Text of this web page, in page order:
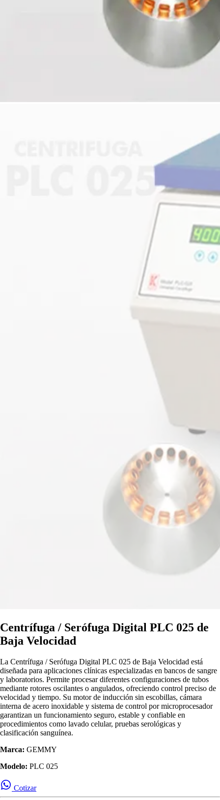
Centrífuga / Serófuga Digital PLC 025 de
Baja Velocidad
La Centrífuga / Serófuga Digital PLC 025 de Baja Velocidad está
diseñada para aplicaciones clínicas especializadas en bancos de sangre
y laboratorios. Permite procesar diferentes configuraciones de tubos
mediante rotores oscilantes o angulados, ofreciendo control preciso de
velocidad y tiempo. Su motor de inducción sin escobillas, cámara
interna de acero inoxidable y sistema de control por microprocesador
garantizan un funcionamiento seguro, estable y confiable en
procedimientos como lavado celular, pruebas serológicas y
clasificación sanguínea.
Marca: GEMMY
Modelo: PLC 025
Cotizar